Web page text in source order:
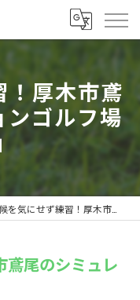
！厚木市鳶
ンゴルフ場
にせず練習！厚木市鳶尾のシミュレーションゴルフ場「Caddy」
鳶尾のシミュレ